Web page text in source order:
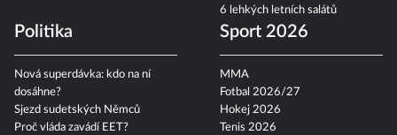
6 lehkých letních salátů
Politika
Nová superdávka: kdo na ní
dosáhne?
Sjezd sudetských Němců
Proč vláda zavádí EET?
Sport 2026
MMA
Fotbal 2026/27
Hokej 2026
Tenis 2026